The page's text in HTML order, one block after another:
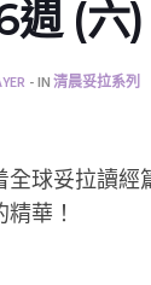
週 (六
IN 清晨妥拉系列
全球妥拉讀
華！